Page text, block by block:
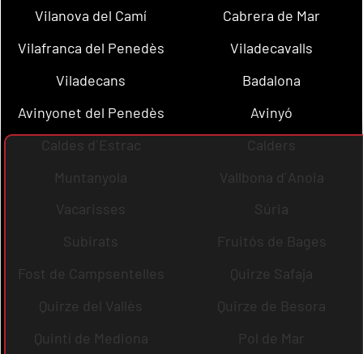
Vilanova del Camí
Cabrera de Mar
Vilafranca del Penedès
Viladecavalls
Viladecans
Badalona
Avinyonet del Penedès
Avinyó
Caldes d´Estrac
Calders
Muntanyola
Vallbona d´Anoia
Vacarisses
Súria
Subirats
Fruitós de Bages
Fost de Campsentelles
Quirze Safaja
Quirze del Vallès
Quirze de Besora
Quintí de Mediona
Pol de Mar